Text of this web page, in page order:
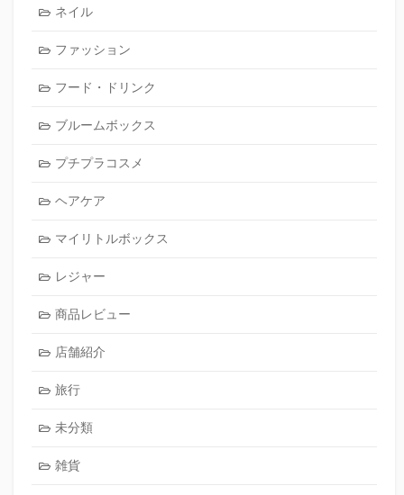
ネイル
ファッション
フード・ドリンク
ブルームボックス
プチプラコスメ
ヘアケア
マイリトルボックス
レジャー
商品レビュー
店舗紹介
旅行
未分類
雑貨